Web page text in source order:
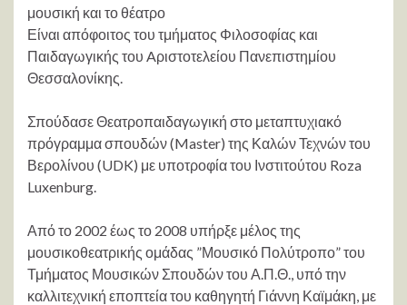
μουσική και το θέατρο
Είναι απόφοιτος του τμήματος Φιλοσοφίας και
Παιδαγωγικής του Aριστοτελείου Πανεπιστημίου
Θεσσαλονίκης.
Σπούδασε Θεατροπαιδαγωγική στο μεταπτυχιακό
πρόγραμμα σπουδών (Master) της Καλών Τεχνών του
Βερολίνου (UDK) με υποτροφία του Ινστιτούτου Roza
Luxenburg.
Από το 2002 έως το 2008 υπήρξε μέλος της
μουσικοθεατρικής ομάδας ”Μουσικό Πολύτροπο” του
Τμήματος Μουσικών Σπουδών του Α.Π.Θ., υπό την
καλλιτεχνική εποπτεία του καθηγητή Γιάννη Καϊμάκη, με